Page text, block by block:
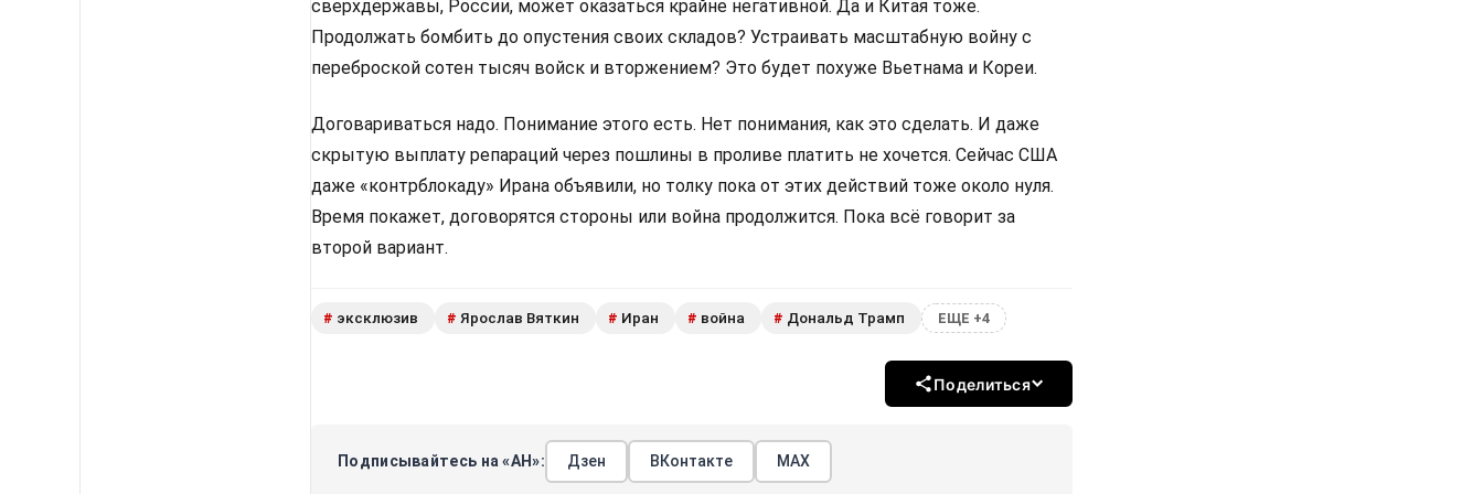
сверхдержавы, России, может оказаться крайне негативной. Да и Китая тоже.
Продолжать бомбить до опустения своих складов? Устраивать масштабную войну с
переброской сотен тысяч войск и вторжением? Это будет похуже Вьетнама и Кореи.
Договариваться надо. Понимание этого есть. Нет понимания, как это сделать. И даже
скрытую выплату репараций через пошлины в проливе платить не хочется. Сейчас США
даже «контрблокаду» Ирана объявили, но толку пока от этих действий тоже около нуля.
Время покажет, договорятся стороны или война продолжится. Пока всё говорит за
второй вариант.
# эксклюзив # Ярослав Вяткин # Иран # война # Дональд Трамп ЕЩЕ +4
Поделиться
Подписывайтесь на «АН»: Дзен ВКонтакте МАХ